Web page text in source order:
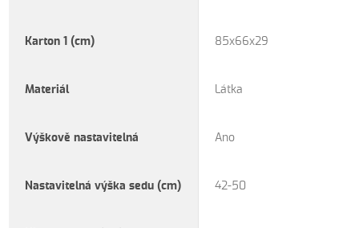
Karton 1 (cm) 85x66x29
Materiál Látka
Výškově nastavitelná Ano
Nastavitelná výška sedu (cm) 42-50